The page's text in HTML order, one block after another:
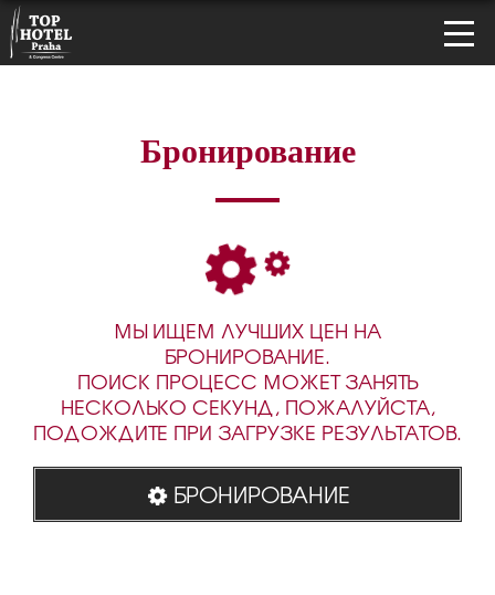
Бронирование
МЫ ИЩЕМ ЛУЧШИХ ЦЕН НА
БРОНИРОВАНИЕ.
ПОИСК ПРОЦЕСС МОЖЕТ ЗАНЯТЬ
НЕСКОЛЬКО СЕКУНД, ПОЖАЛУЙСТА,
ПОДОЖДИТЕ ПРИ ЗАГРУЗКЕ РЕЗУЛЬТАТОВ.
БРОНИРОВАНИЕ